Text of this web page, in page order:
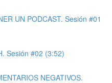
UN PODCAST. Sesión #01
Sesión #02 (3:52)
NEGATIVOS.